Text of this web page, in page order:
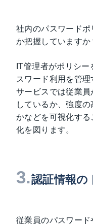
社内のパスワード
か把握していますか
IT管理者がポリシ
スワード利用を管
サービスでは従業
しているか、強度
かなどを可視化す
化を図ります。
3.認証情報の
従業員のパスワード